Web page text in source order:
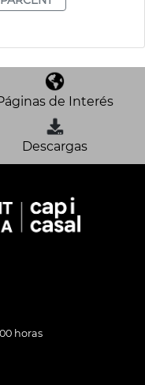
de Interés
Descargas
horas